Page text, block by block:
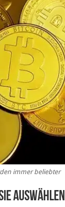
immer beliebter
auswählen